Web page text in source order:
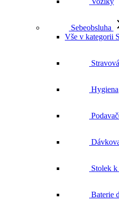
Sebeobsluha
Vše v kategorii
Hygiena
Stolek
Baterie